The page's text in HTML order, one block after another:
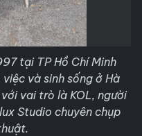
tại TP Hồ Chí Minh
và sinh sống ở Hà
vai trò là KOL, người
Studio chuyên chụp